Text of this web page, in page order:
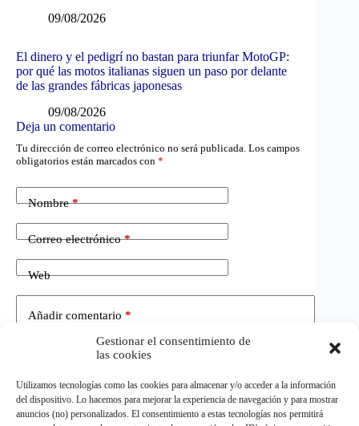
Gestionar el consentimiento de
las cookies
Utilizamos tecnologías como las cookies para almacenar y/o acceder a la información
del dispositivo. Lo hacemos para mejorar la experiencia de navegación y para mostrar
anuncios (no) personalizados. El consentimiento a estas tecnologías nos permitirá
09/08/2026
El dinero y el pedigrí no bastan para triunfar MotoGP:
por qué las motos italianas siguen un paso por delante
de las grandes fábricas japonesas
09/08/2026
Deja un comentario
Tu dirección de correo electrónico no será publicada. Los campos
obligatorios están marcados con *
Nombre*
Correo electrónico*
Web
Añadir comentario *